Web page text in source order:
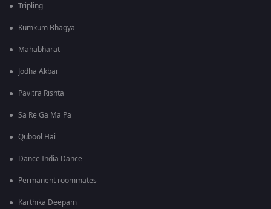
Tripling
Kumkum Bhagya
Mahabharat
Jodha Akbar
Pavitra Rishta
Sa Re Ga Ma Pa
Qubool Hai
Dance India Dance
Permanent roommates
Karthika Deepam